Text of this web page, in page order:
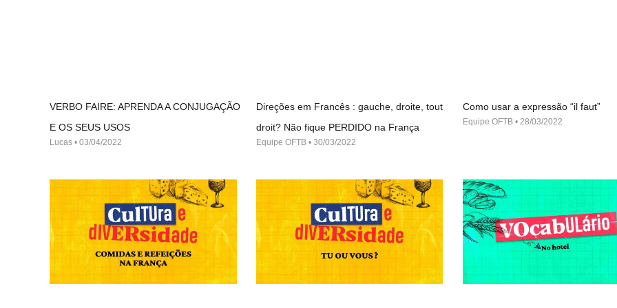
VERBO FAIRE: APRENDA A CONJUGAÇÃO
E OS SEUS USOS
Lucas 03/04/2022
Direções em Francês : gauche, droite, tout
droit? Não fique PERDIDO na França
Equipe OFTB 30/03/2022
Como usar a expressão “il faut”
Equipe OFTB 28/03/2022